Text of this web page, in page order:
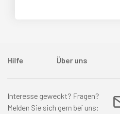
Hilfe Über uns
Interesse geweckt? Fragen?
Melden Sie sich gern bei uns: